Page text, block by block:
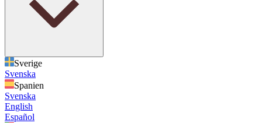
Sverige
Svenska
Spanien
Svenska
English
Español